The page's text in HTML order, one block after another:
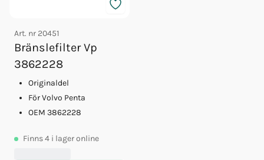
Art. nr 20451
Bränslefilter Vp
3862228
Originaldel
För Volvo Penta
OEM 3862228
Finns4 i lager online